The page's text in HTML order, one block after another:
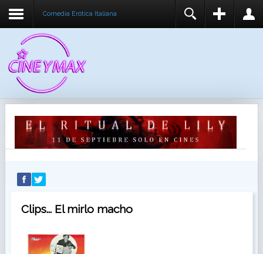
Comedia Erótica ItalianaLOGIN
RECUÉRDEME
IDENTIFICARSE
REGISTER
Clips... El mirlo macho